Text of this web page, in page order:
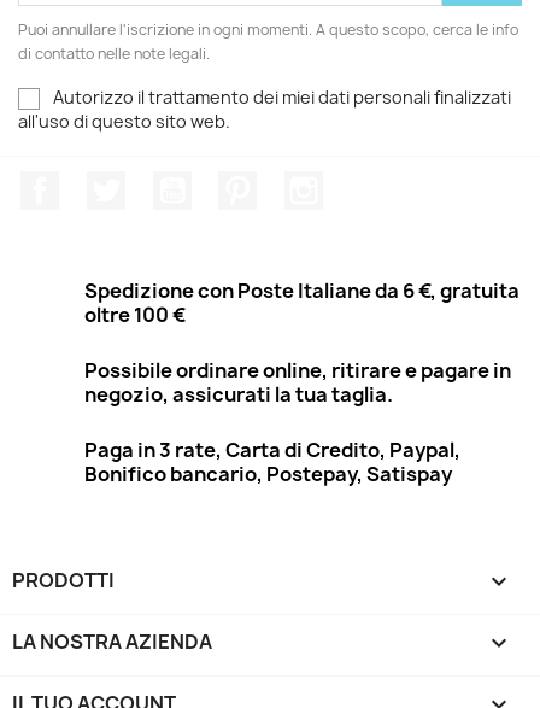
Puoi annullare l'iscrizione in ogni momenti. A questo scopo, cerca le info
di contatto nelle note legali.
Autorizzo il trattamento dei miei dati personali finalizzati
all'uso di questo sito web.
Spedizione con Poste Italiane da 6 €, gratuita
oltre 100 €
Possibile ordinare online, ritirare e pagare in
negozio, assicurati la tua taglia.
Paga in 3 rate, Carta di Credito, Paypal,
Bonifico bancario, Postepay, Satispay
PRODOTTI 
LA NOSTRA AZIENDA 